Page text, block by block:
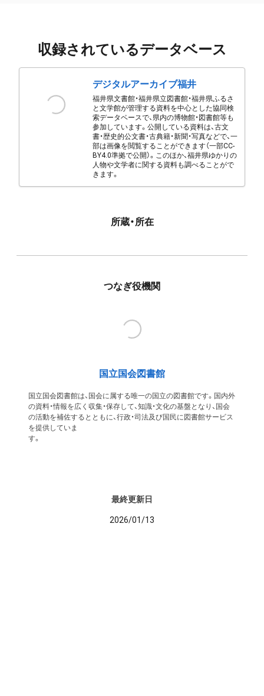
収録されているデータベース
デジタルアーカイブ福井
福井県文書館・福井県立図書館・福井県ふるさ
と文学館が管理する資料を中心とした協同検
索データベースで、県内の博物館・図書館等も
参加しています。公開している資料は、古文
書・歴史的公文書・古典籍・新聞・写真などで、一
部は画像を閲覧することができます（一部CC-
BY4.0準拠で公開）。このほか、福井県ゆかりの
人物や文学者に関する資料も調べることがで
きます。
所蔵・所在
つなぎ役機関
国立国会図書館
国立国会図書館は、国会に属する唯一の国立の図書館です。国内外
の資料・情報を広く収集・保存して、知識・文化の基盤となり、国会
の活動を補佐するとともに、行政・司法及び国民に図書館サービス
を提供していま
す
最終更新日
2026/01/13